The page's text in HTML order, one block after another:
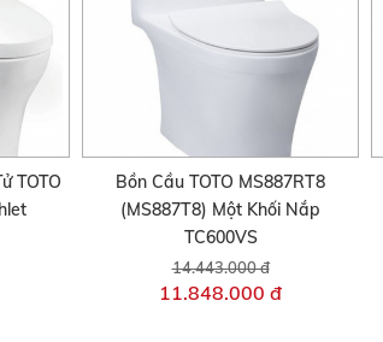
TOTO
Bồn Cầu TOTO MS887RT8
(MS887T8) Một Khối Nắp
TC600VS
14.443.000 đ
11.848.000 đ